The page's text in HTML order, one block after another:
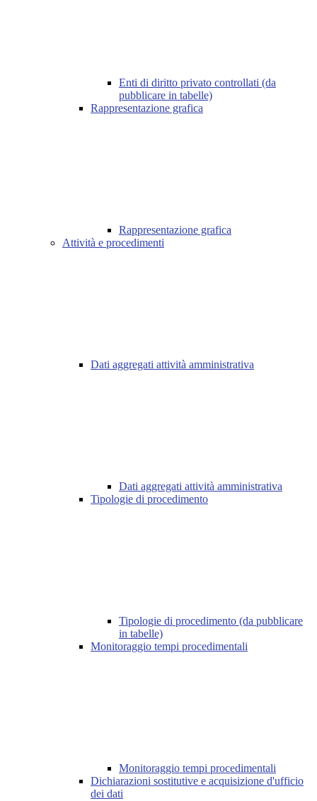
Enti di diritto privato controllati (da
pubblicare in tabelle)
Rappresentazione grafica
Rappresentazione grafica
Attività e procedimenti
Dati aggregati attività amministrativa
Dati aggregati attività amministrativa
Tipologie di procedimento
Tipologie di procedimento (da pubblicare
in tabelle)
Monitoraggio tempi procedimentali
Monitoraggio tempi procedimentali
Dichiarazioni sostitutive e acquisizione d'ufficio
dei dati